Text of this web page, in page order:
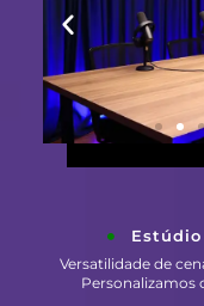
Versatilidade de
Personalizamos